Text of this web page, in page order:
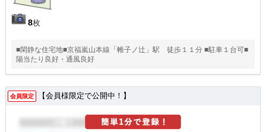
8枚
■閑静な住宅地■京福嵐山本線「帷子ノ辻」駅 徒歩１１分 ■駐車１台可■
陽当たり良好・通風良好
会員限定 【会員様限定で公開中！】